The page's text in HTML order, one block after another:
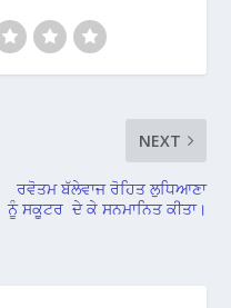
NEXT
ਰਵੋਤਮ ਬੱਲੇਵਾਜ ਰੋਹਿਤ ਲੁਧਿਆਣਾ
ਨੂੰ ਸਕੂਟਰ ਦੇ ਕੇ ਸਨਮਾਨਿਤ ਕੀਤਾ।